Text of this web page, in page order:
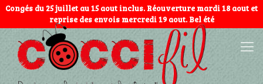
Congés du 25 juillet au 15 aout inclus. Réouverture mardi 18 aout et
reprise des envois mercredi 19 aout. Bel été